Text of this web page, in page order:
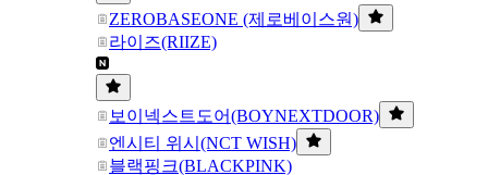
ZEROBASEONE (제로베이스원)
라이즈(RIIZE)
보이넥스트도어(BOYNEXTDOOR)
엔시티 위시(NCT WISH)
블랙핑크(BLACKPINK)